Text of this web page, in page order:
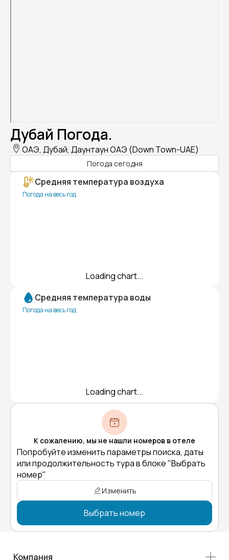
Дубай Погода.
ОАЭ, Дубай, Даунтаун ОАЭ (Down Town-UAE)
Погода сегодня
Средняя температура воздуха
Погода на весь год
Loading chart...
Средняя температура воды
Погода на весь год
Loading chart...
К сожалению, мы не нашли номеров в отеле
Попробуйте изменить параметры поиска, даты
или продолжительность тура в блоке "Выбрать
номер"
Изменить
Выбрать номер
Компания